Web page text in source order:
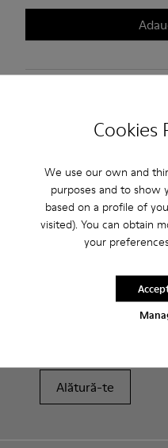
Cookies
We use our own and
purposes and to show
based on a profile of
visited). You can obtain
your
Livrare standard și în
Perioadă de garanție de 2 ani.
Îngrijirea Produselor
Vânzări: Obține
Chiar așa. Ca membru al
Alătură-te